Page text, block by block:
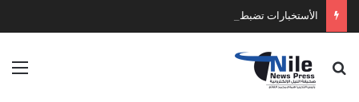
الأستخبارات تضبط عدد كبير من السلاح والمخدرات
بحث عن